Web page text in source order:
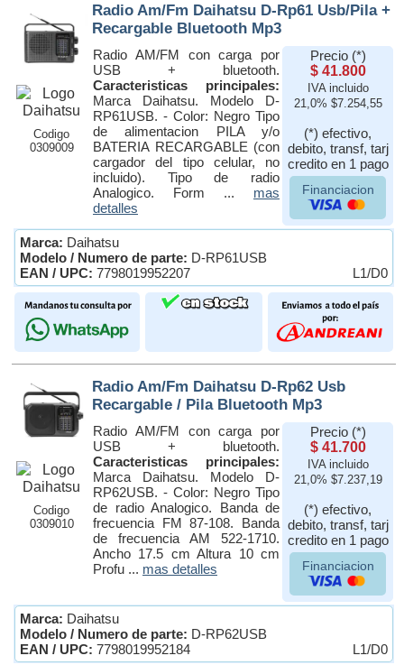
Codigo
0309009
Radio Am/Fm Daihatsu D-Rp61 Usb/Pila +
Recargable Bluetooth Mp3
Radio AM/FM con carga por
USB + bluetooth.
Caracteristicas principales:
Marca Daihatsu. Modelo D-
RP61USB. - Color: Negro Tipo
de alimentacion PILA y/o
BATERIA RECARGABLE (con
cargador del tipo celular, no
incluido). Tipo de radio
Analogico. Form ... mas
detalles
Precio (*)
$ 41.800
IVA incluido
21,0% $7.254,55
(*) efectivo,
debito, transf, tarj
credito en 1 pago
Financiacion
Marca: Daihatsu
Modelo / Numero de parte: D-RP61USB
EAN / UPC: 7798019952207 L1/D0
Codigo
0309010
Radio Am/Fm Daihatsu D-Rp62 Usb
Recargable / Pila Bluetooth Mp3
Radio AM/FM con carga por
USB + bluetooth.
Caracteristicas principales:
Marca Daihatsu. Modelo D-
RP62USB. - Color: Negro Tipo
de radio Analogico. Banda de
frecuencia FM 87-108. Banda
de frecuencia AM 522-1710.
Ancho 17.5 cm Altura 10 cm
Profu ... mas detalles
Precio (*)
$ 41.700
IVA incluido
21,0% $7.237,19
(*) efectivo,
debito, transf, tarj
credito en 1 pago
Financiacion
Marca: Daihatsu
Modelo / Numero de parte: D-RP62USB
EAN / UPC: 7798019952184 L1/D0